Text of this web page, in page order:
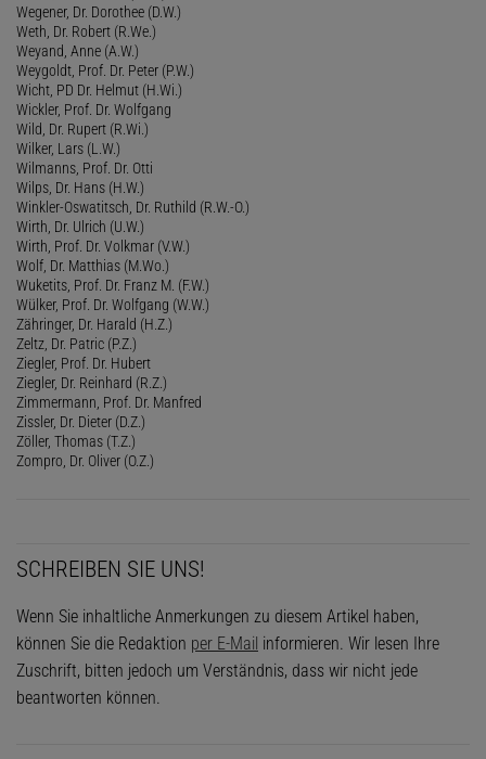
Wegener, Dr. Dorothee (D.W.)
Weth, Dr. Robert (R.We.)
Weyand, Anne (A.W.)
Weygoldt, Prof. Dr. Peter (P.W.)
Wicht, PD Dr. Helmut (H.Wi.)
Wickler, Prof. Dr. Wolfgang
Wild, Dr. Rupert (R.Wi.)
Wilker, Lars (L.W.)
Wilmanns, Prof. Dr. Otti
Wilps, Dr. Hans (H.W.)
Winkler-Oswatitsch, Dr. Ruthild (R.W.-O.)
Wirth, Dr. Ulrich (U.W.)
Wirth, Prof. Dr. Volkmar (V.W.)
Wolf, Dr. Matthias (M.Wo.)
Wuketits, Prof. Dr. Franz M. (F.W.)
Wülker, Prof. Dr. Wolfgang (W.W.)
Zähringer, Dr. Harald (H.Z.)
Zeltz, Dr. Patric (P.Z.)
Ziegler, Prof. Dr. Hubert
Ziegler, Dr. Reinhard (R.Z.)
Zimmermann, Prof. Dr. Manfred
Zissler, Dr. Dieter (D.Z.)
Zöller, Thomas (T.Z.)
Zompro, Dr. Oliver (O.Z.)
SCHREIBEN SIE UNS!
Wenn Sie inhaltliche Anmerkungen zu diesem Artikel haben,
können Sie die Redaktion per E-Mail informieren. Wir lesen Ihre
Zuschrift, bitten jedoch um Verständnis, dass wir nicht jede
beantworten können.